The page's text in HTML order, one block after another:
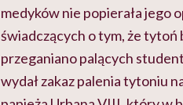
medyków nie popierała jego
świadczących o tym, że tytoń
przeganiano palących
wydał zakaz palenia tytoniu